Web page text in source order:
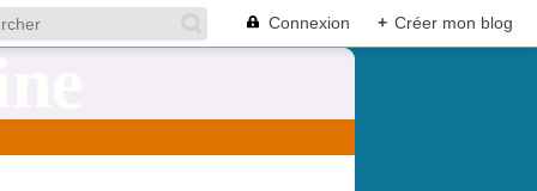
Connexion + Créer mon blog